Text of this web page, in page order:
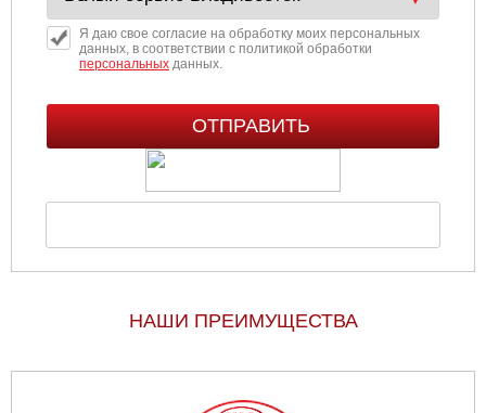
Я даю свое согласие на обработку моих персональных
данных, в соответствии с политикой обработки
персональныхданных.
НАШИ ПРЕИМУЩЕСТВА